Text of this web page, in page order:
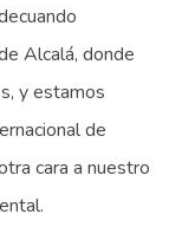
Alcalá, donde
y estamos
de
cara a nuestro